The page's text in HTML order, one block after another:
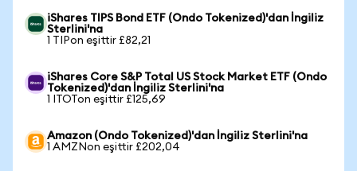
iShares TIPS Bond ETF (Ondo Tokenized)'dan İngiliz
Sterlini'na
1 TIPon eşittir £82,21
iShares Core S&P Total US Stock Market ETF (Ondo
Tokenized)'dan İngiliz Sterlini'na
1 ITOTon eşittir £125,69
Amazon (Ondo Tokenized)'dan İngiliz Sterlini'na
1 AMZNon eşittir £202,04